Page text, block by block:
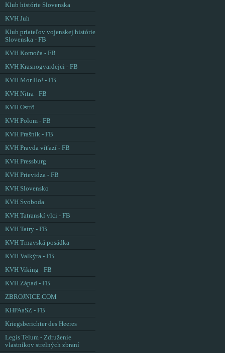
Klub histórie Slovenska
KVH Juh
Klub priateľov vojenskej histórie
Slovenska - FB
KVH Komoča - FB
KVH Krasnogvardejci - FB
KVH Mor Ho! - FB
KVH Nitra - FB
KVH Ostrô
KVH Polom - FB
KVH Prašník - FB
KVH Pravda víťazí - FB
KVH Pressburg
KVH Prievidza - FB
KVH Slovensko
KVH Svoboda
KVH Tatranskí vlci - FB
KVH Tatry - FB
KVH Trnavská posádka
KVH Valkýra - FB
KVH Viking - FB
KVH Západ - FB
ZBROJNICE.COM
KHPAaSZ - FB
Kriegsberichter des Heeres
Legis Telum - Združenie
vlastníkov strelných zbraní